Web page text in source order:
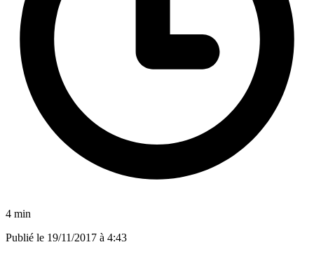
4 min
Publié le 19/11/2017 à 4:43